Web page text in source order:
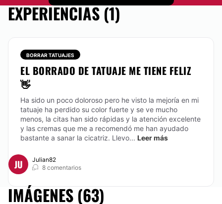
EXPERIENCIAS (1)
BORRAR TATUAJES
EL BORRADO DE TATUAJE ME TIENE FELIZ
👋
Ha sido un poco doloroso pero he visto la mejoría en mi
tatuaje ha perdido su color fuerte y se ve mucho
menos, la citas han sido rápidas y la atención excelente
y las cremas que me a recomendó me han ayudado
bastante a sanar la cicatriz. Llevo... Leer más
JU
Julian82
8 comentarios
IMÁGENES (63)